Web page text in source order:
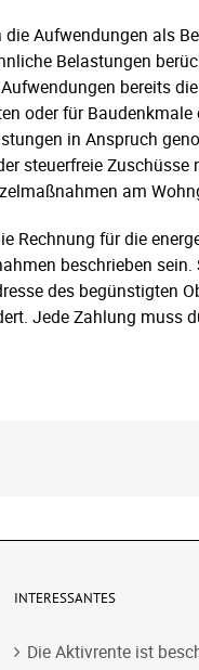
Aufwendungen als
Belastungen
bereits
oder für
in Anspruch
steuerfreie Zuschüsse
am
Rechnung für die
beschrieben
des begünstigten
Jede Zahlung muss
INTERESSANTES
Die Aktivrente ist